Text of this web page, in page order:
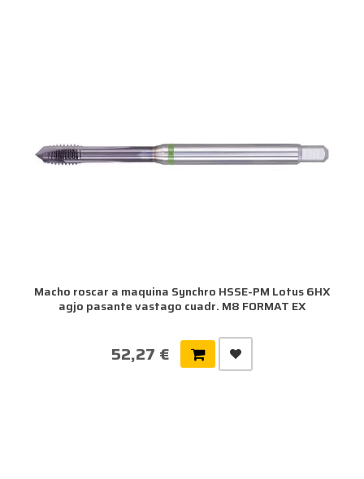
Macho roscar a maquina Synchro HSSE-PM Lotus 6HX
agjo pasante vastago cuadr. M8 FORMAT EX
52,27 €